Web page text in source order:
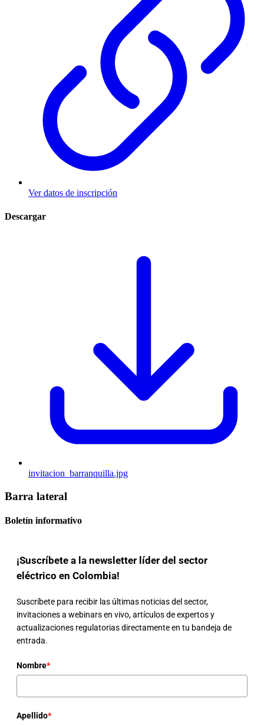
Ver datos de inscripción
Descargar
invitacion_barranquilla.jpg
Barra lateral
Boletín informativo
¡Suscríbete a la newsletter líder del sector
eléctrico en Colombia!
Suscríbete para recibir las últimas noticias del sector,
invitaciones a webinars en vivo, artículos de expertos y
actualizaciones regulatorias directamente en tu bandeja de
entrada.
Nombre*
Apellido*